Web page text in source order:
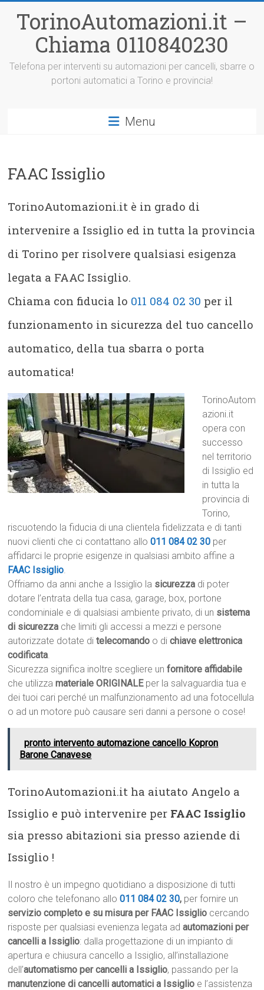
contenuto
TorinoAutomazioni.it –
Chiama 0110840230
Telefona per interventi su automazioni per cancelli, sbarre o
portoni automatici a Torino e provincia!
Menu
FAAC Issiglio
TorinoAutomazioni.it è in grado di
intervenire a Issiglio ed in tutta la provincia
di Torino per risolvere qualsiasi esigenza
legata a FAAC Issiglio.
Chiama con fiducia lo 011 084 02 30 per il
funzionamento in sicurezza del tuo cancello
automatico, della tua sbarra o porta
automatica!
TorinoAutom
azioni.it
opera con
successo
nel territorio
di Issiglio ed
in tutta la
provincia di
Torino,
riscuotendo la fiducia di una clientela fidelizzata e di tanti
nuovi clienti che ci contattano allo011 084 02 30 per
affidarci le proprie esigenze in qualsiasi ambito affine a
FAAC Issiglio.
Offriamo da anni anche a Issiglio la sicurezza di poter
dotare l’entrata della tua casa, garage, box, portone
condominiale e di qualsiasi ambiente privato, di un sistema
di sicurezza che limiti gli accessi a mezzi e persone
autorizzate dotate ditelecomando o dichiave elettronica
codificata.
Sicurezza significa inoltre scegliere unfornitore affidabile
che utilizza materiale ORIGINALEper la salvaguardia tua e
dei tuoi cari perché un malfunzionamento ad una fotocellula
o ad un motore può causare seri danni a persone o cose!
pronto intervento automazione cancello Kopron
Barone Canavese
TorinoAutomazioni.it ha aiutato Angelo a
Issiglio e può intervenire per FAAC Issiglio
sia presso abitazioni sia presso aziende di
Issiglio !
Il nostro è un impegno quotidiano a disposizione di tutti
coloro che telefonano allo011 084 02 30, per fornire un
servizio completo e su misura per FAAC Issiglio cercando
risposte per qualsiasi evenienza legata adautomazioni per
cancelli a Issiglio: dalla progettazione di un impianto di
apertura e chiusura cancello a Issiglio, all’installazione
dell’automatismo per cancelli a Issiglio, passando per la
manutenzione di cancelli automatici a Issiglio e l’assistenza